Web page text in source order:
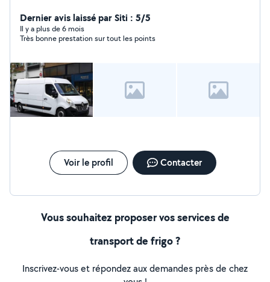
Dernier avis laissé par Siti : 5/5
Il y a plus de 6 mois
Très bonne prestation sur tout les points
Voir le profil Contacter
Vous souhaitez proposer vos services de
transport de frigo ?
Inscrivez-vous et répondez aux demandes près de chez